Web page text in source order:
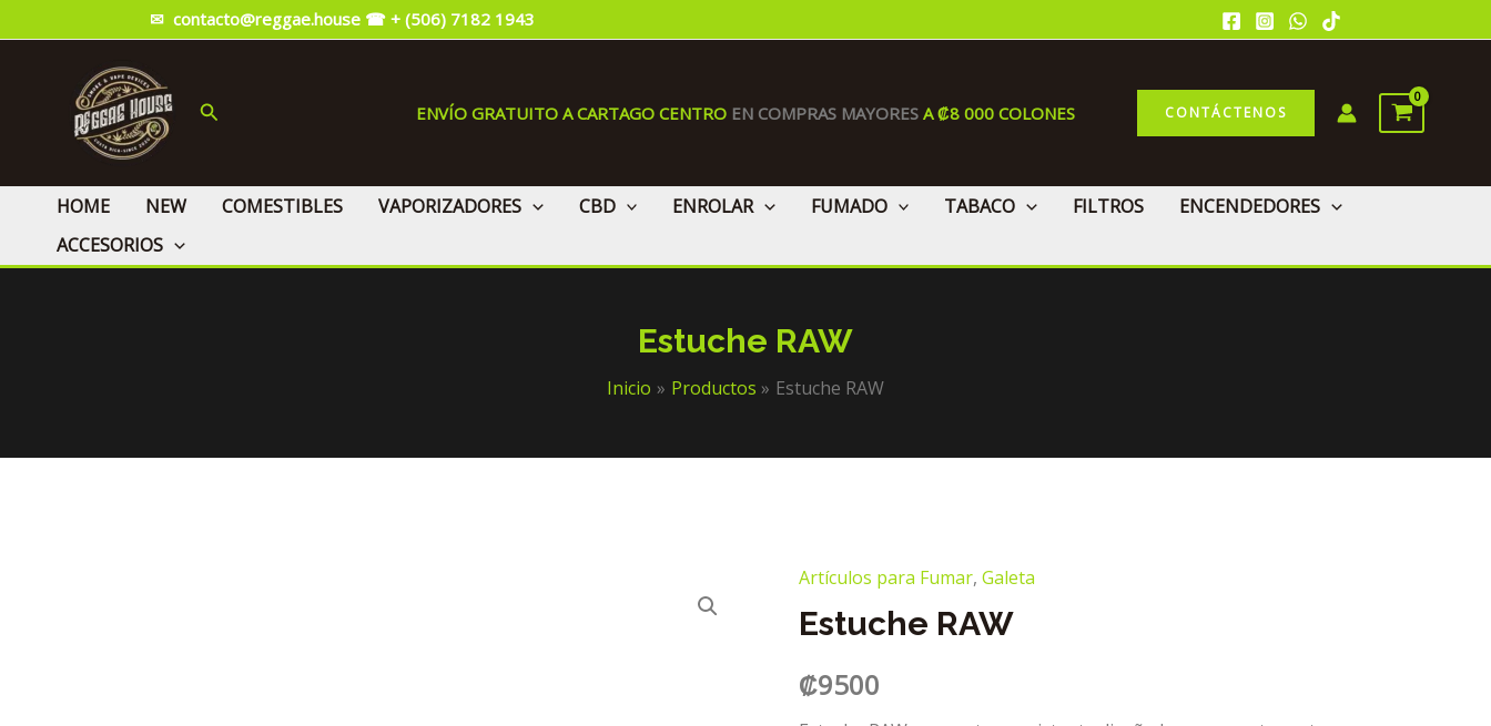
al
✉ contacto@reggae.house ☎ + (506) 7182 1943
Buscar ENVÍO GRATUITO A CARTAGO CENTRO EN COMPRAS MAYORES A ₡8 000 COLONES CONTÁCTENOS
HOME NEW COMESTIBLES VAPORIZADORES CBD ENROLAR FUMADO TABACO FILTROS
ENCENDEDORES
ACCESORIOS
Estuche RAW
Inicio Productos Estuche RAW
Artículos para Fumar, Galeta
Estuche RAW
₡9500